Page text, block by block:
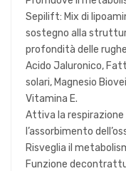
Sepilift: Mix di
sostegno alla
profondità delle
Acido Jaluronico,
solari, Magnesio
Vitamina E.
Attiva la
l’assorbimento
Risveglia il
Funzione